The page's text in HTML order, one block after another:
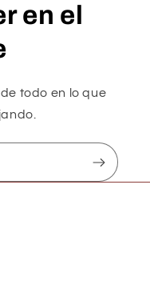
en el
todo en lo que